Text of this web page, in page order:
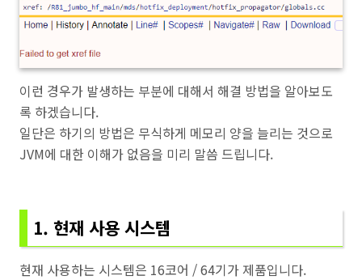
이런 경우가 발생하는 부분에 대해서 해결 방법을 알아보도
록 하겠습니다.
일단은 하기의 방법은 무식하게 메모리 양을 늘리는 것으로
JVM에 대한 이해가 없음을 미리 말씀 드립니다.
1. 현재 사용 시스템
현재 사용하는 시스템은 16코어 / 64기가 제품입니다.